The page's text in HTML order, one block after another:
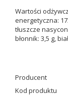
Wartości
energetyczna:
tłuszcze
błonnik: 3,5 g,
Producent
Kod produktu